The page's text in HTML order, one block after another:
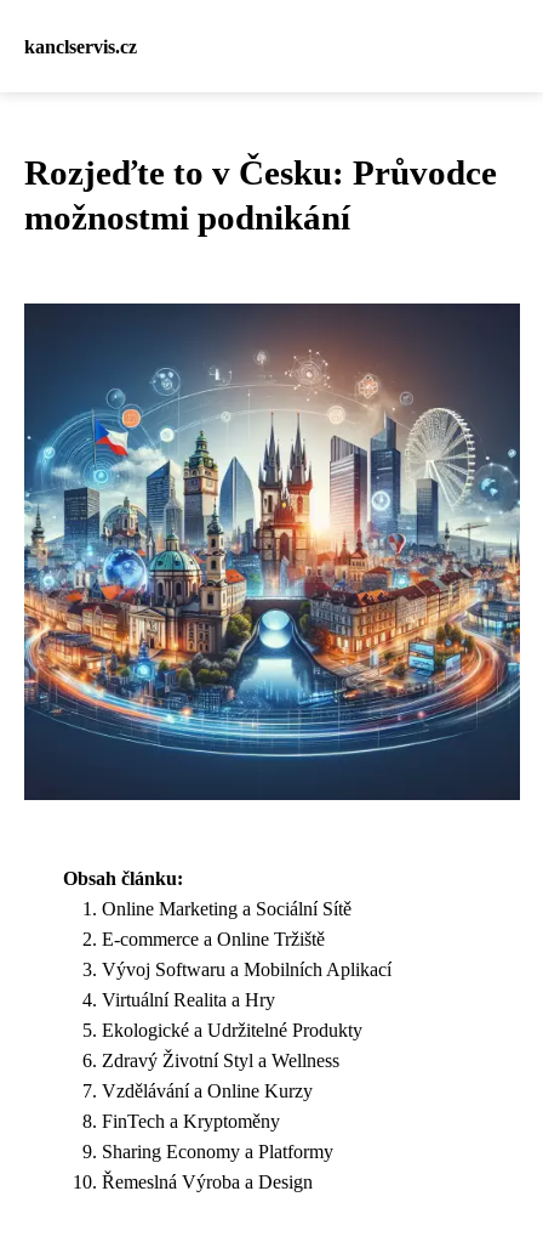
kanclservis.cz
Rozjeďte to v Česku: Průvodce
možnostmi podnikání
Obsah článku:
Online Marketing a Sociální Sítě
E-commerce a Online Tržiště
Vývoj Softwaru a Mobilních Aplikací
Virtuální Realita a Hry
Ekologické a Udržitelné Produkty
Zdravý Životní Styl a Wellness
Vzdělávání a Online Kurzy
FinTech a Kryptoměny
Sharing Economy a Platformy
Řemeslná Výroba a Design